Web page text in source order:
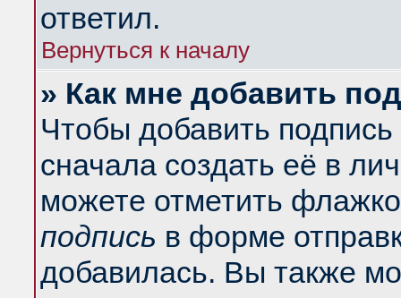
ответил.
Вернуться к началу
» Как мне добавить
Чтобы добавить
сначала создать её в
можете отметить
подпись в форме
добавилась. Вы также